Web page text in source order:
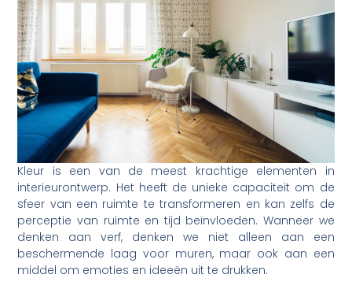
Kleur is een van de meest krachtige elementen in
interieurontwerp. Het heeft de unieke capaciteit om de
sfeer van een ruimte te transformeren en kan zelfs de
perceptie van ruimte en tijd beïnvloeden. Wanneer we
denken aan verf, denken we niet alleen aan een
beschermende laag voor muren, maar ook aan een
middel om emoties en ideeën uit te drukken.